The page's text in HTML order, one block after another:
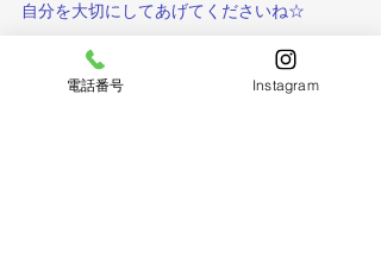
自分を大切にしてあげてくださいね☆
では、また次の投稿もお楽しみに！！
電話番号 Instagram